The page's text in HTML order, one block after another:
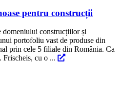
pentru construcții
construcțiilor și
portofoliu vast de produse din
prin cele 5 filiale din România. Ca
Frischeis, cu o ...